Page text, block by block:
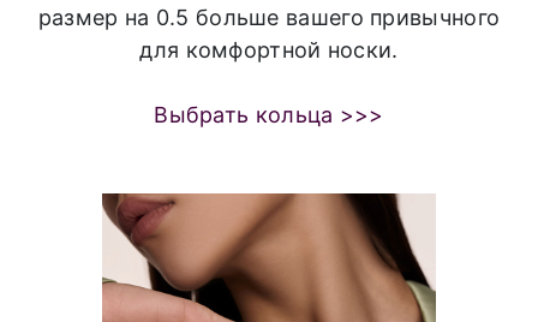
размер на 0.5 больше вашего привычного
для комфортной носки.
Выбрать кольца >>>